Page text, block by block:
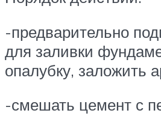
-предварительно
для заливки
опалубку, заложить
-смешать цемент с